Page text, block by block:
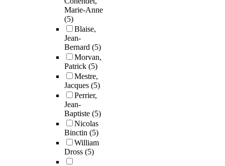
Marie-Anne
(5)
Blaise,
Jean-
Bernard (5)
Morvan,
Patrick (5)
Mestre,
Jacques (5)
Perrier,
Jean-
Baptiste (5)
Nicolas
Binctin (5)
William
Dross (5)